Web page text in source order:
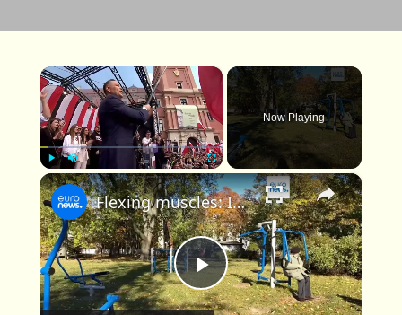
×
P
l
a
y
U
n
m
u
t
e
F
u
l
l
s
c
r
Now Playing
×
P
Flexing muscles: Is physical fitness becoming a must for politicians?